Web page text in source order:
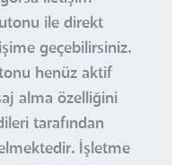
ile direkt
geçebilirsiniz.
henüz aktif
alma özelliğini
tarafından
İşletme